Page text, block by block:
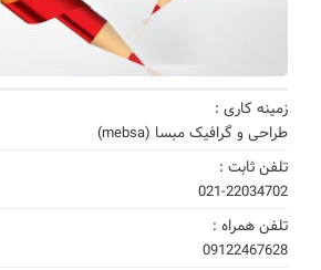
زمینه کاری :
طراحی و گرافیک مبسا (mebsa)
تلفن ثابت :
021-22034702
تلفن همراه :
09122467628